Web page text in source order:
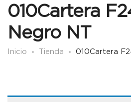
010Cartera
Negro NT
Inicio Tienda 010Cartera